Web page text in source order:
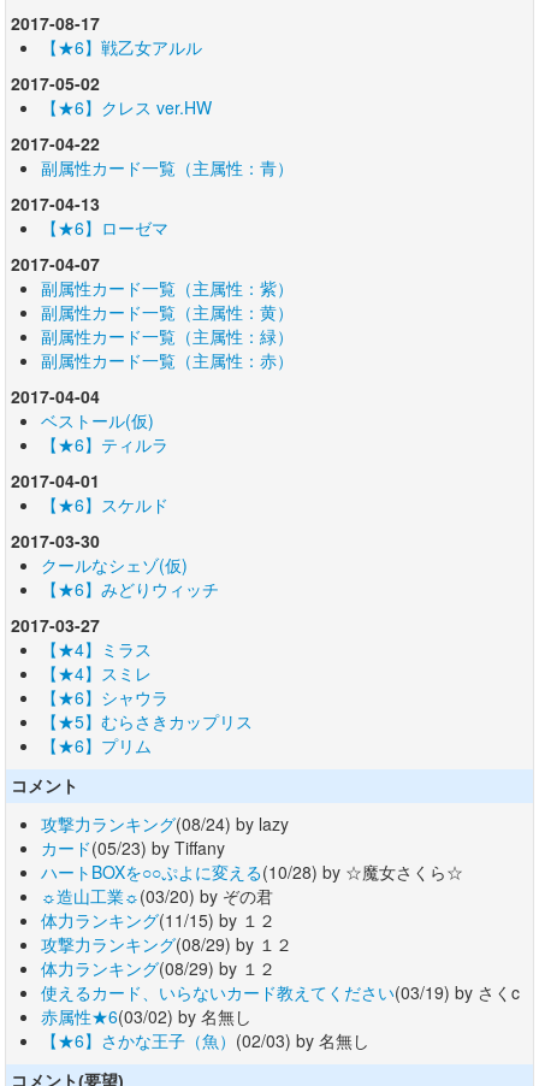
2017-08-17
【★6】戦乙女アルル
2017-05-02
【★6】クレス ver.HW
2017-04-22
副属性カード一覧（主属性：青）
2017-04-13
【★6】ローゼマ
2017-04-07
副属性カード一覧（主属性：紫）
副属性カード一覧（主属性：黄）
副属性カード一覧（主属性：緑）
副属性カード一覧（主属性：赤）
2017-04-04
ベストール(仮)
【★6】ティルラ
2017-04-01
【★6】スケルド
2017-03-30
クールなシェゾ(仮)
【★6】みどりウィッチ
2017-03-27
【★4】ミラス
【★4】スミレ
【★6】シャウラ
【★5】むらさきカップリス
【★6】プリム
コメント
攻撃力ランキング(08/24) by lazy
カード(05/23) by Tiffany
ハートBOXを○○ぷよに変える(10/28) by ☆魔女さくら☆
☼造山工業☼(03/20) by ぞの君
体力ランキング(11/15) by １２
攻撃力ランキング(08/29) by １２
体力ランキング(08/29) by １２
使えるカード、いらないカード教えてください(03/19) by さくc
赤属性★6(03/02) by 名無し
【★6】さかな王子（魚） (02/03) by 名無し
コメント(要望)